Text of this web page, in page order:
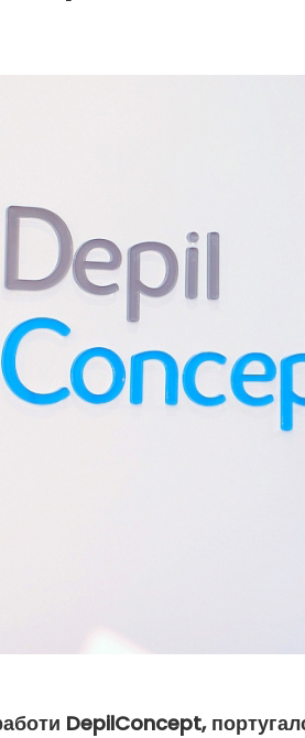
DepilConcept,